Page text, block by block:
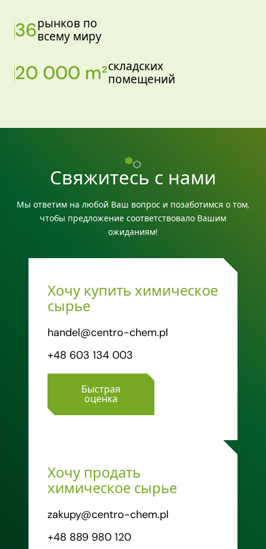
36рынков по
всему миру
20 000 m²складских
помещений
Свяжитесь с нами
Мы ответим на любой Ваш вопрос и позаботимся о том,
чтобы предложение соответствовало Вашим
ожиданиям!
Хочу купить химическое
сырье
handel@centro-chem.pl
+48 603 134 003
Быстрая
оценка
Хочу продать
химическое сырье
zakupy@centro-chem.pl
+48 889 980 120